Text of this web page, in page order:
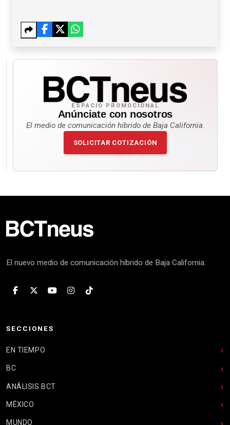
ESPACIO PROMOCIONAL
Anúnciate con nosotros
El medio de comunicación híbrido de Baja California.
SOLICITAR COTIZACIÓN
El nuevo medio de comunicación híbrido de Baja California.
SECCIONES
EN TIEMPO
BC
ANÁLISIS BCT
MÉXICO
MUNDO